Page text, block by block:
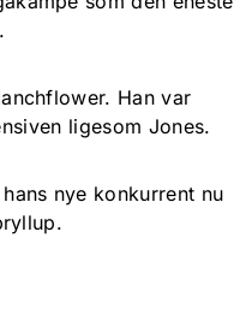
Han var
ligesom Jones.
nye konkurrent nu